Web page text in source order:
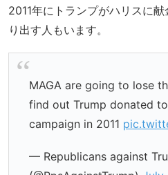
2011年にトランプがハリスに
り出す人もいます。
MAGA are going to lose
find out Trump donated to
campaign in 2011
— Republicans against